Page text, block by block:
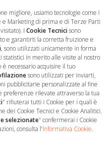
migliore, usiamo tecnologie come i
e Marketing di prima e di Terze Parti
I Cookie Tecnicisono
e garantirti la corretta fruizione e
, sono utilizzati unicamente in forma
in merito alle visite al nostro
è necessario acquisire il tuo
sono utilizzati per inviarti,
pubblicitarie personalizzate al fine
rilevate attraverso la tua
" rifiuterai tutti i Cookie per i quali è
dei Cookie Tecnici e Cookie Analitici.
selezionate" confermerai i Cookie
consulta l'Informativa Cookie.
La Cassazione
in Contanti e sul
(Ord. n. 6633/2026)
Sede Operativa